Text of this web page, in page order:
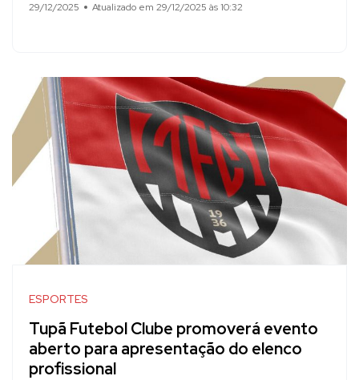
29/12/2025 Atualizado em 29/12/2025 às 10:32
ESPORTES
Tupã Futebol Clube promoverá evento
aberto para apresentação do elenco
profissional